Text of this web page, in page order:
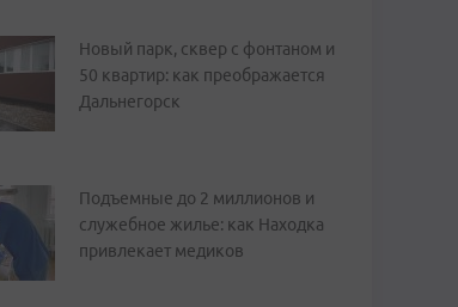
Новый парк, сквер с фонтаном и
50 квартир: как преображается
Дальнегорск
Подъемные до 2 миллионов и
служебное жилье: как Находка
привлекает медиков